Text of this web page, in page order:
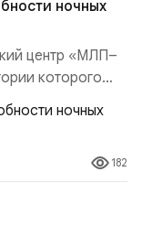
ночных
центр «МЛП–
которого
запуск с
г. Киев,
182